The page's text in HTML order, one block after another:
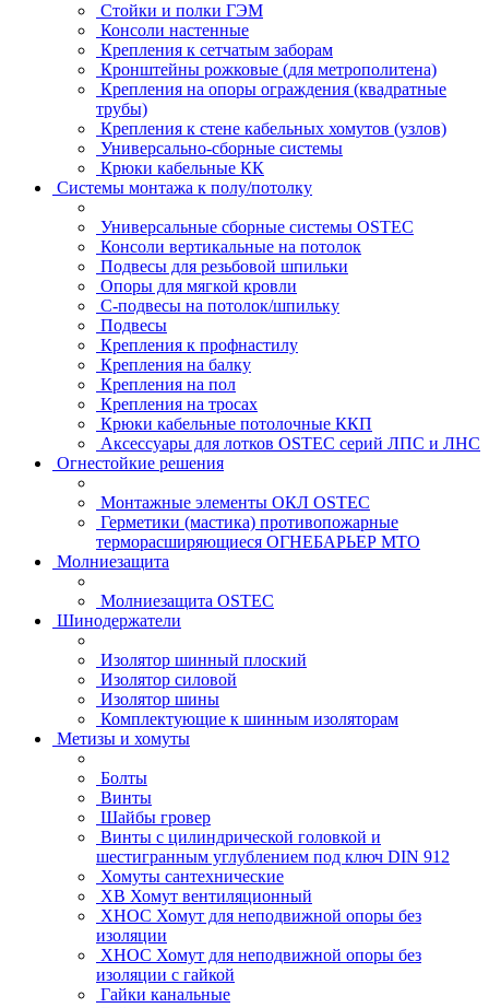
Стойки и полки ГЭМ
Консоли настенные
Крепления к сетчатым заборам
Кронштейны рожковые (для метрополитена)
Крепления на опоры ограждения (квадратные
трубы)
Крепления к стене кабельных хомутов (узлов)
Универсально-сборные системы
Крюки кабельные КК
Системы монтажа к полу/потолку
Универсальные сборные системы OSTEC
Консоли вертикальные на потолок
Подвесы для резьбовой шпильки
Опоры для мягкой кровли
С-подвесы на потолок/шпильку
Подвесы
Крепления к профнастилу
Крепления на балку
Крепления на пол
Крепления на тросах
Крюки кабельные потолочные ККП
Аксессуары для лотков OSTEC серий ЛПС и ЛНС
Огнестойкие решения
Монтажные элементы ОКЛ OSTEC
Герметики (мастика) противопожарные
терморасширяющиеся ОГНЕБАРЬЕР МТО
Молниезащита
Молниезащита OSTEC
Шинодержатели
Изолятор шинный плоский
Изолятор силовой
Изолятор шины
Комплектующие к шинным изоляторам
Метизы и хомуты
Болты
Винты
Шайбы гровер
Винты с цилиндрической головкой и
шестигранным углублением под ключ DIN 912
Хомуты сантехнические
ХВ Хомут вентиляционный
ХНОС Хомут для неподвижной опоры без
изоляции
ХНОС Хомут для неподвижной опоры без
изоляции с гайкой
Гайки канальные